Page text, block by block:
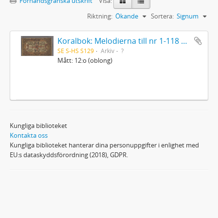
Sortera: Signum
Riktning: Ökande
Koralbok: Melodierna till nr 1-118 uti Gamla Psalmboken, enstämmigt satta
SE S-HS S129 Arkiv ?
Mått: 12:o (oblong)
Kungliga biblioteket
Kontakta oss
Kungliga biblioteket hanterar dina personuppgifter i enlighet med
EU:s dataskyddsförordning (2018), GDPR.